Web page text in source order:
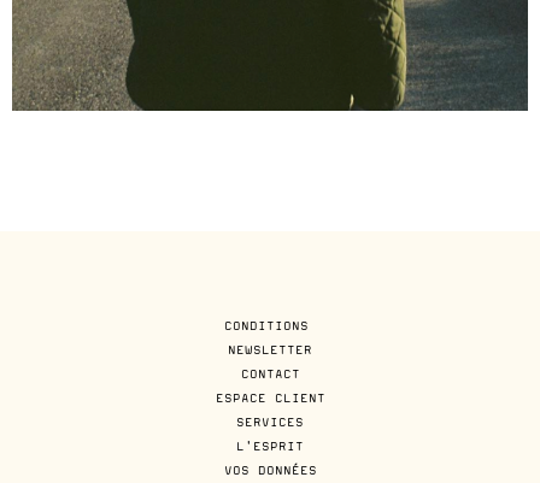
CONDITIONS
NEWSLETTER
CONTACT
ESPACE CLIENT
SERVICES
L'ESPRIT
VOS DONNÉES